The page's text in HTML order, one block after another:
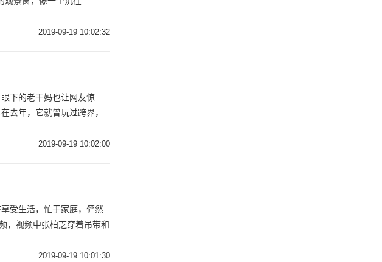
2019-09-19 10:02:32
下的老干妈也让网友惊
去年，它就曾玩过跨界，
2019-09-19 10:02:00
受生活，忙于家庭，俨然
，视频中张柏芝穿着吊带和
2019-09-19 10:01:30